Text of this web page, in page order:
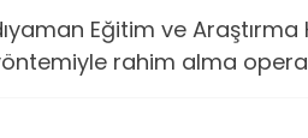
Eğitim ve
rahim alma